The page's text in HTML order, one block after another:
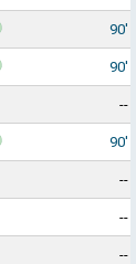
90'
90'
--
90'
--
--
--